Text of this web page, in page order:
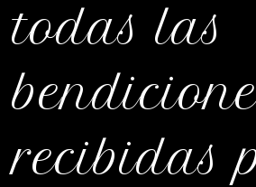
todas las
recibidas